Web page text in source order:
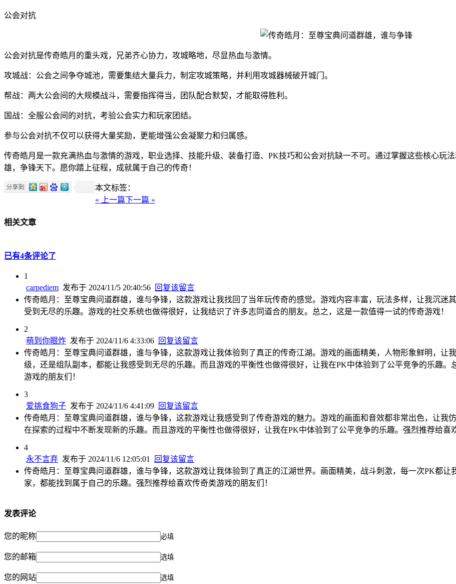
公会对抗
公会对抗是传奇皓月的重头戏，兄弟齐心协力，攻城略地，尽显热血与激情。
攻城战：公会之间争夺城池，需要集结大量兵力，制定攻城策略，并利用攻城器械破开城门。
帮战：两大公会间的大规模战斗，需要指挥得当，团队配合默契，才能取得胜利。
国战：全服公会间的对抗，考验公会实力和玩家团结。
参与公会对抗不仅可以获得大量奖励，更能增强公会凝聚力和归属感。
传奇皓月是一款充满热血与激情的游戏，职业选择、技能升级、装备打造、PK技巧和公会对抗缺一不可。通过掌握这些核心玩
雄，争锋天下。愿你踏上征程，成就属于自己的传奇！
本文标签：
« 上一篇下一篇 »
相关文章
已有4条评论了
1
carpediem 发布于 2024/11/5 20:40:56 回复该留言
传奇皓月：至尊宝典问道群雄，谁与争锋，这款游戏让我找回了当年玩传奇的感觉。游戏内容丰富，玩法多样，让我沉迷
受到无尽的乐趣。游戏的社交系统也做得很好，让我结识了许多志同道合的朋友。总之，这是一款值得一试的传奇游戏！
2
萌到你眼炸 发布于 2024/11/6 4:33:06 回复该留言
传奇皓月：至尊宝典问道群雄，谁与争锋，这款游戏让我体验到了真正的传奇江湖。游戏的画面精美，人物形象鲜明，让
级，还是组队副本，都能让我感受到无尽的乐趣。而且游戏的平衡性也做得很好，让我在PK中体验到了公平竞争的乐趣
游戏的朋友们！
3
爱挑食狗子 发布于 2024/11/6 4:41:09 回复该留言
传奇皓月：至尊宝典问道群雄，谁与争锋，这款游戏让我感受到了传奇游戏的魅力。游戏的画面和音效都非常出色，让我
在探索的过程中不断发现新的乐趣。而且游戏的平衡性也做得很好，让我在PK中体验到了公平竞争的乐趣。强烈推荐给喜
4
永不言弃 发布于 2024/11/6 12:05:01
回复该留言
传奇皓月：至尊宝典问道群雄，谁与争锋，这款游戏让我体验到了真正的江湖世界。画面精美，战斗刺激，每一次PK都
家，都能找到属于自己的乐趣。强烈推荐给喜欢传奇类游戏的朋友们！
发表评论
您的昵称 必填
您的邮箱 选填
您的网站 选填